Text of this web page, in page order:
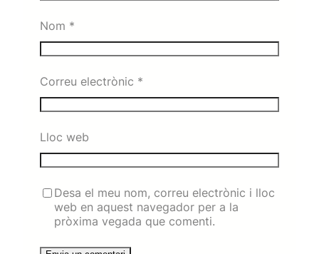
Nom *
Correu electrònic *
Lloc web
Desa el meu nom, correu electrònic i lloc
web en aquest navegador per a la
pròxima vegada que comenti.